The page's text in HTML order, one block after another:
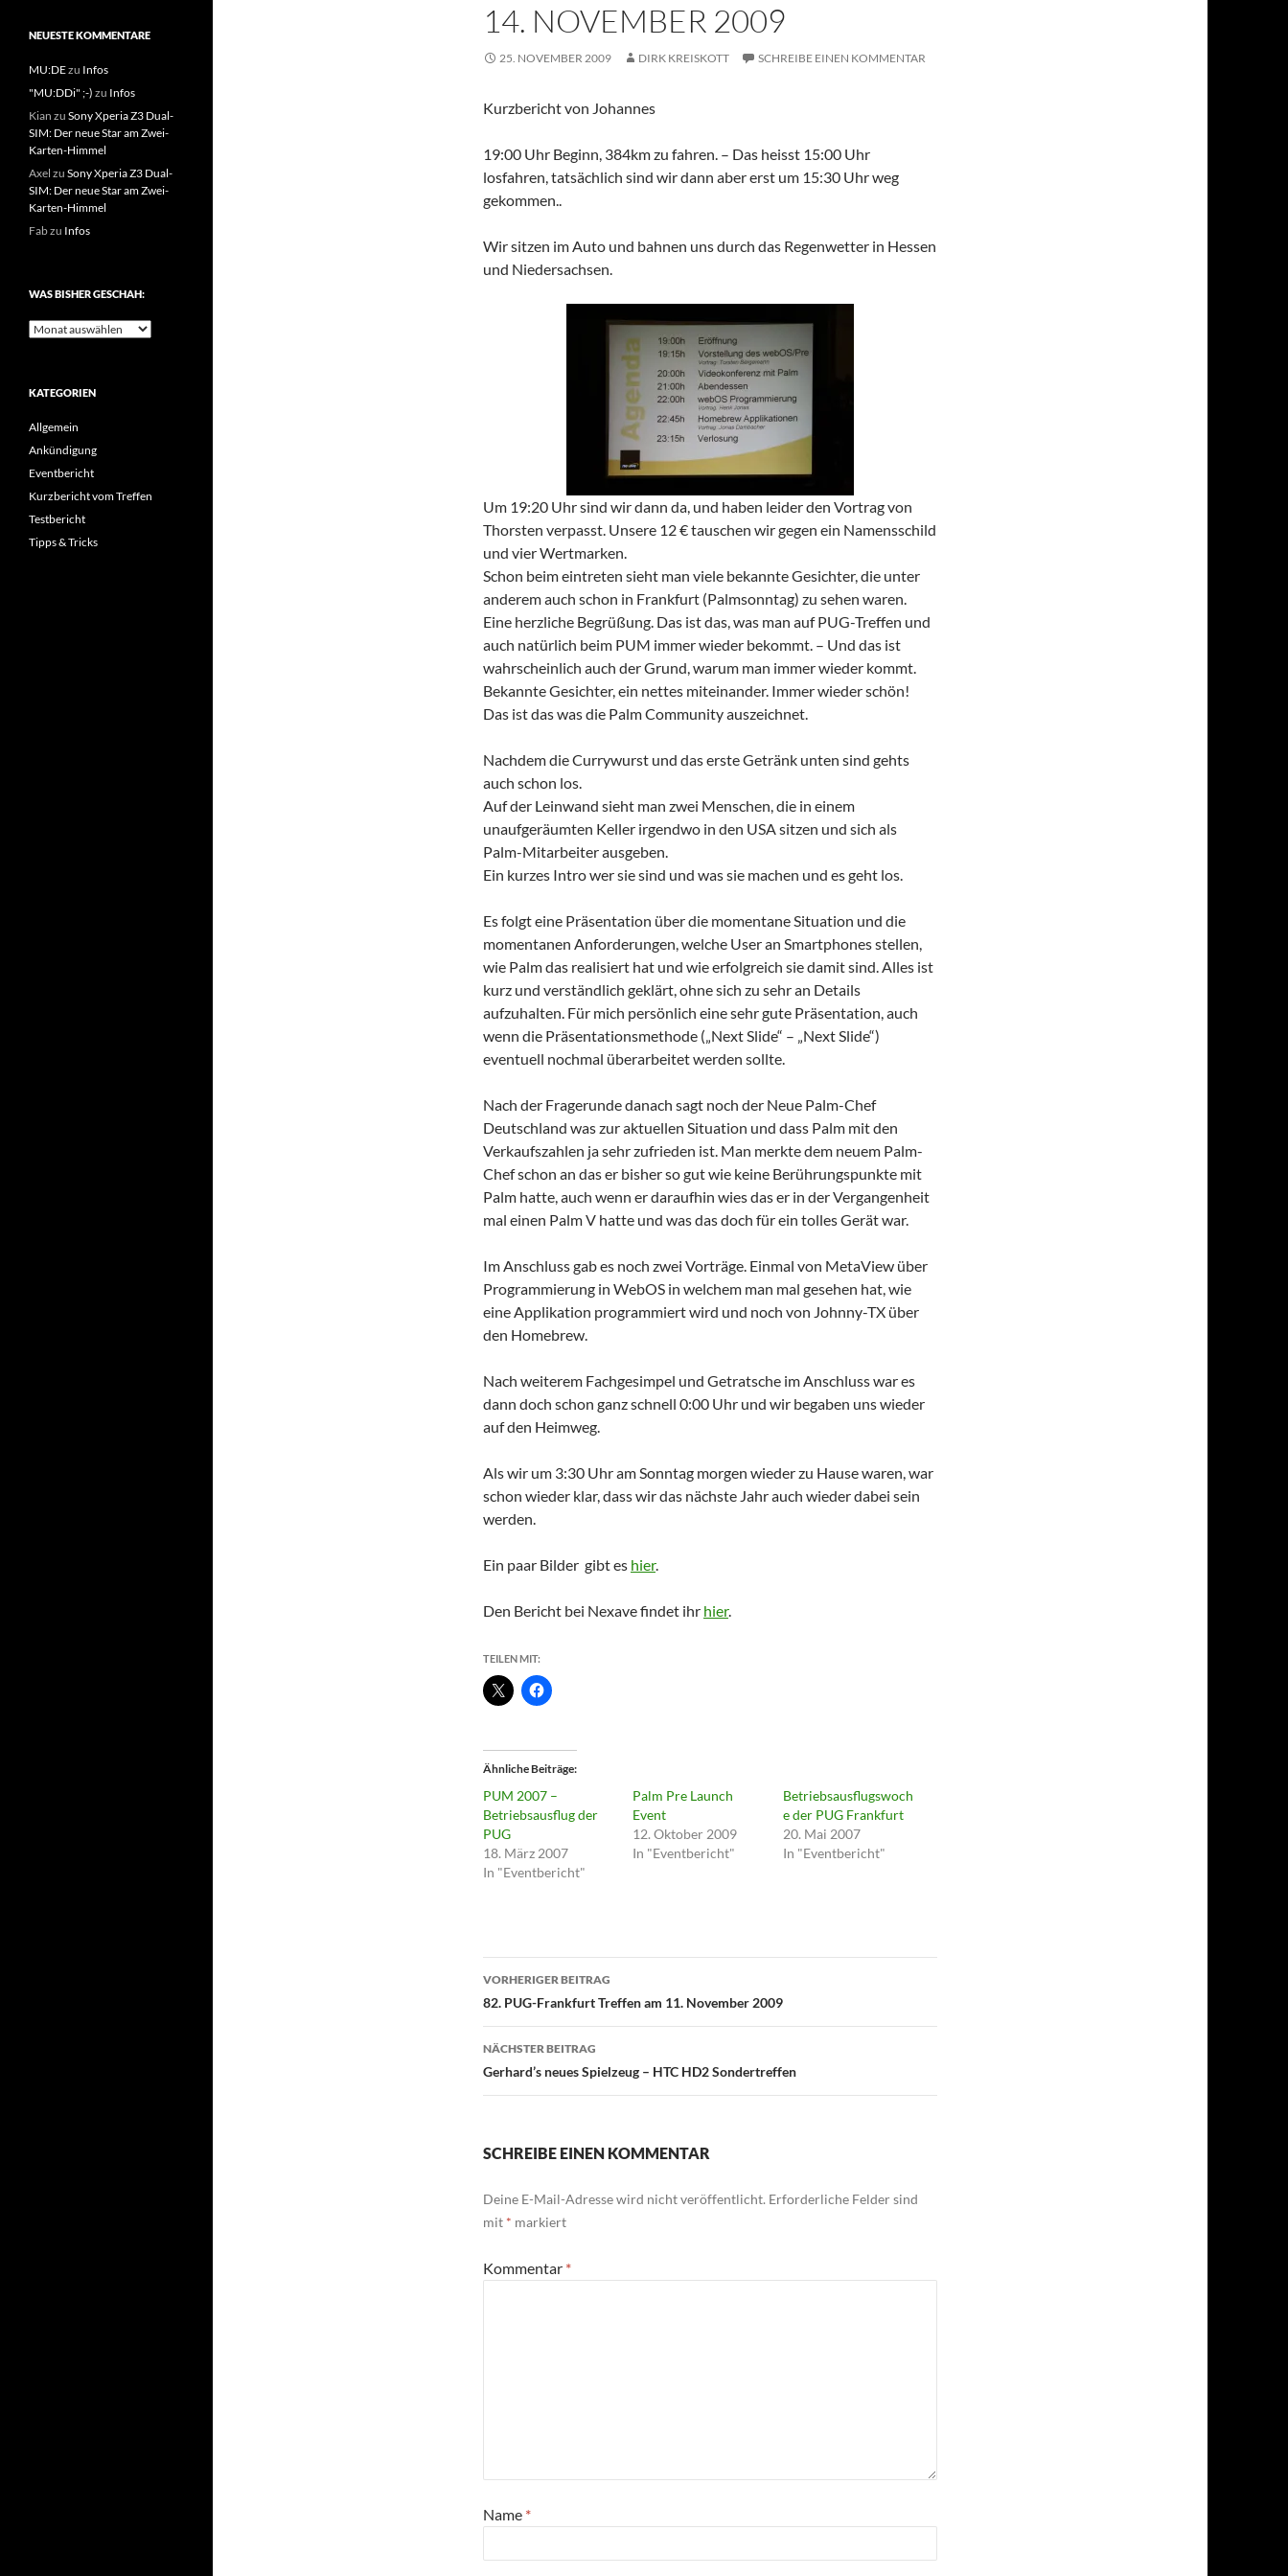
14. NOVEMBER 2009
25. NOVEMBER 2009 DIRK KREISKOTT SCHREIBE EINEN KOMMENTAR
Kurzbericht von Johannes
19:00 Uhr Beginn, 384km zu fahren. – Das heisst 15:00 Uhr
losfahren, tatsächlich sind wir dann aber erst um 15:30 Uhr weg
gekommen..
Wir sitzen im Auto und bahnen uns durch das Regenwetter in Hessen
und Niedersachsen.
Um 19:20 Uhr sind wir dann da, und haben leider den Vortrag von
Thorsten verpasst. Unsere 12 € tauschen wir gegen ein Namensschild
und vier Wertmarken.
Schon beim eintreten sieht man viele bekannte Gesichter, die unter
anderem auch schon in Frankfurt (Palmsonntag) zu sehen waren.
Eine herzliche Begrüßung. Das ist das, was man auf PUG-Treffen und
auch natürlich beim PUM immer wieder bekommt. – Und das ist
wahrscheinlich auch der Grund, warum man immer wieder kommt.
Bekannte Gesichter, ein nettes miteinander. Immer wieder schön!
Das ist das was die Palm Community auszeichnet.
Nachdem die Currywurst und das erste Getränk unten sind gehts
auch schon los.
Auf der Leinwand sieht man zwei Menschen, die in einem
unaufgeräumten Keller irgendwo in den USA sitzen und sich als
Palm-Mitarbeiter ausgeben.
Ein kurzes Intro wer sie sind und was sie machen und es geht los.
Es folgt eine Präsentation über die momentane Situation und die
momentanen Anforderungen, welche User an Smartphones stellen,
wie Palm das realisiert hat und wie erfolgreich sie damit sind. Alles ist
kurz und verständlich geklärt, ohne sich zu sehr an Details
aufzuhalten. Für mich persönlich eine sehr gute Präsentation, auch
wenn die Präsentationsmethode („Next Slide“ – „Next Slide“)
eventuell nochmal überarbeitet werden sollte.
Nach der Fragerunde danach sagt noch der Neue Palm-Chef
Deutschland was zur aktuellen Situation und dass Palm mit den
Verkaufszahlen ja sehr zufrieden ist. Man merkte dem neuem Palm-
Chef schon an das er bisher so gut wie keine Berührungspunkte mit
Palm hatte, auch wenn er daraufhin wies das er in der Vergangenheit
mal einen Palm V hatte und was das doch für ein tolles Gerät war.
Im Anschluss gab es noch zwei Vorträge. Einmal von MetaView über
Programmierung in WebOS in welchem man mal gesehen hat, wie
eine Applikation programmiert wird und noch von Johnny-TX über
den Homebrew.
Nach weiterem Fachgesimpel und Getratsche im Anschluss war es
dann doch schon ganz schnell 0:00 Uhr und wir begaben uns wieder
auf den Heimweg.
Als wir um 3:30 Uhr am Sonntag morgen wieder zu Hause waren, war
schon wieder klar, dass wir das nächste Jahr auch wieder dabei sein
werden.
Ein paar Bilder gibt es hier.
Den Bericht bei Nexave findet ihr hier.
TEILEN MIT:
Ähnliche Beiträge
PUM 2007 –
Betriebsausflug der
PUG
18. März 2007
In "Eventbericht"
Palm Pre Launch
Event
12. Oktober 2009
In "Eventbericht"
Betriebsausflugswoch
e der PUG Frankfurt
20. Mai 2007
In "Eventbericht"
Beitragsnavigation
VORHERIGER BEITRAG
82. PUG-Frankfurt Treffen am 11. November 2009
NÄCHSTER BEITRAG
Gerhard’s neues Spielzeug – HTC HD2 Sondertreffen
SCHREIBE EINEN KOMMENTAR
Deine E-Mail-Adresse wird nicht veröffentlicht. Erforderliche Felder sind
mit * markiert
Kommentar *
Name *
NEUESTE KOMMENTARE
MU:DEzu Infos
"MU:DDi" ;-) zu Infos
Kian zu Sony Xperia Z3 Dual-
SIM: Der neue Star am Zwei-
Karten-Himmel
Axel zu Sony Xperia Z3 Dual-
SIM: Der neue Star am Zwei-
Karten-Himmel
Fabzu Infos
WAS BISHER GESCHAH:
Was
KATEGORIEN
Allgemein
Ankündigung
Eventbericht
Kurzbericht vom Treffen
Testbericht
Tipps & Tricks